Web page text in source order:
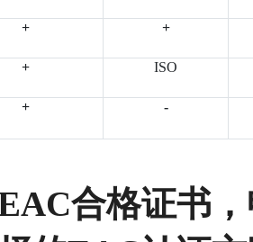
+ +
+ ISO
+ -
合格证书